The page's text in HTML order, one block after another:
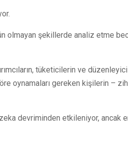
şekillerde analiz etme
tüketicilerin ve
oynamaları gereken kişilerin –
devriminden etkileniyor, ancak